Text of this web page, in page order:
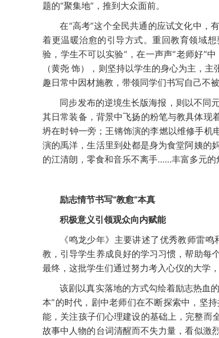
题的“聚集地”，推到大众面前。
在“高考”这个全民共通的应试文化中，
着更温暖治愈的引导方式。重回教育领域
验，学生不可以实验”，在一声声“老师好”
（黄尧 饰），则坚持以学生的身心为主，
趣日常中因材施教，带领同学们书写自己不
同步发布的逆境生长版海报，则以不同
其日常装备，背景中飞扬的粉笔与教具体现
坍在时钟一旁；王锵饰演的李燃以维修手机
演的禹洋，生活里到处都是身为食堂阿姨的
的江清朗，零食和音乐不离手……丰富多元的
励志情节书写“教愈”本真
积极意义引领观众向内赋能
《鸣龙少年》主要讲述了优秀教师雷
教，引导学生养成良好的学习习惯，帮助每
最终，这批学生们通过努力考入心仪的大学
该剧以真实落地的方式勾绘着励志热血
本”的时代，剧中老师们在不断探索中，坚
能，关注孩子们心理建设的基础上，完整而
故事中人物的台词清醒而不失力量，看似激